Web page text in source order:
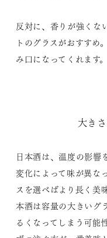
反対に、香りが強くな
トのグラスがおすすめ
み口になってくれます。
大き
日本酒は、温度の影響
変化によって味が異な
スを選べばより長く美
本酒は容量の大きいグ
るくなってしまう可能